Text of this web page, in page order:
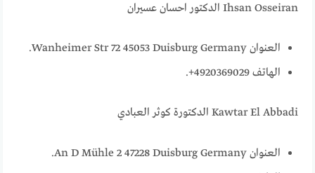
Ihsan Osseiran الدكتور احسان عسيران
العنوان Wanheimer Str 72 45053 Duisburg Germany.
الهاتف 4920369029+.
Kawtar El Abbadi الدكتورة كوثر العبادي
العنوان An D Mühle 2 47228 Duisburg Germany.